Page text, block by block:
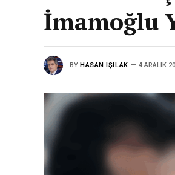
İmamoğlu
BY HASAN IŞILAK 4 ARALIK